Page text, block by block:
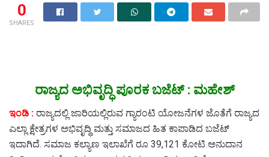
0
SHARES
ರಾಜ್ಯದ ಅಭಿವೃದ್ಧಿ ಪೂರಕ ಬಜೆಟ್ : ಮಹೇಶ್
ಇಂಡಿ : ರಾಜ್ಯದಲ್ಲಿ ಜಾರಿಯಲ್ಲಿರುವ ಗ್ಯಾರಂಟಿ ಯೋಜನೆಗಳ ಜೊತೆಗೆ ರಾಜ್ಯದ
ಎಲ್ಲಾ ಕ್ಷೇತ್ರಗಳ ಅಭಿವೃದ್ಧಿ ಮತ್ತು ಸಮಾಜದ ಹಿತ ಕಾಪಾಡಿದ ಬಜೆಟ್
ಇದಾಗಿದೆ. ಸಮಾಜ ಕಲ್ಯಾಣ ಇಲಾಖೆಗೆ ರೂ 39,121 ಕೋಟಿ ಅನುದಾನ